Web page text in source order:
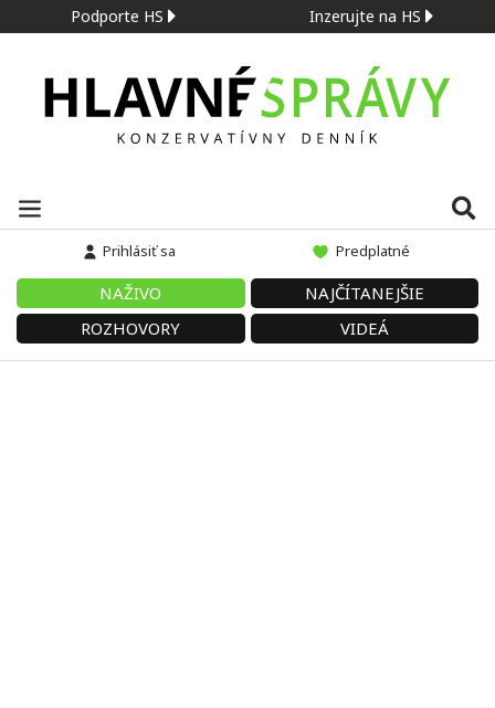
Podporte HS Inzerujte na HS
Prihlásiť sa Predplatné
NAŽIVO
NAJČÍTANEJŠIE
ROZHOVORY
VIDEÁ